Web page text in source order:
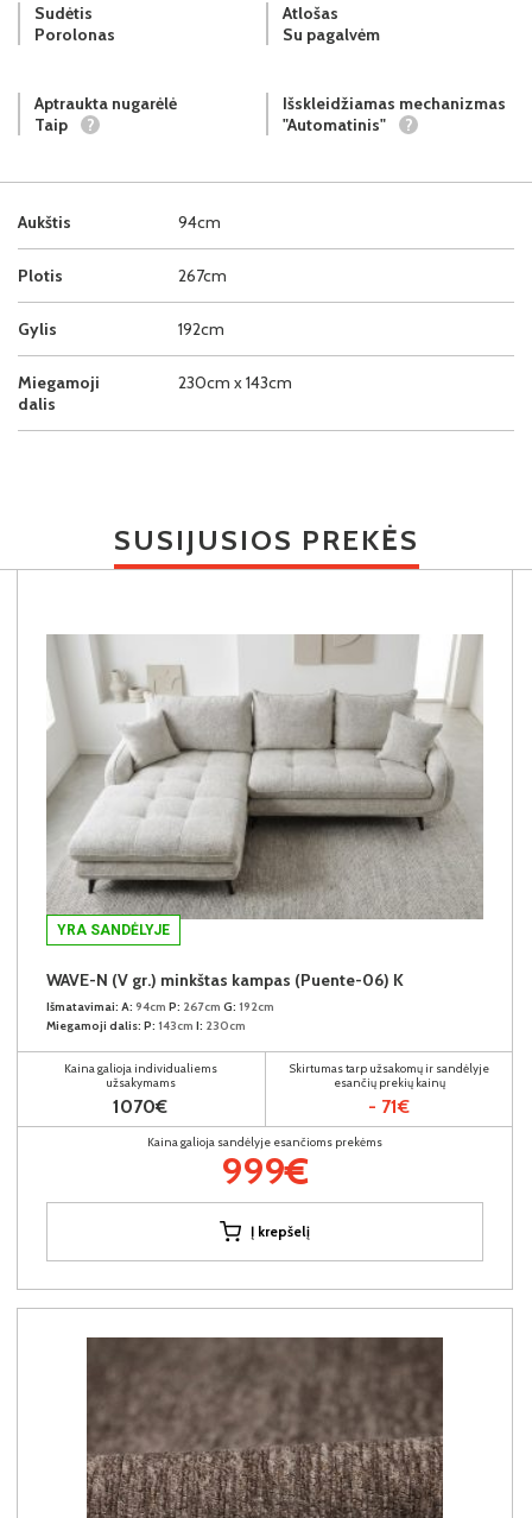
Aukštis 94cm
Plotis 267cm
Gylis 192cm
Miegamoji
dalis
230cm x 143cm
Sudėtis
Porolonas
Atlošas
Su pagalvėm
Aptraukta nugarėlė
Taip
?
Išskleidžiamas mechanizmas
"Automatinis"
?
SUSIJUSIOS PREKĖS
YRA SANDĖLYJE
WAVE-N (V gr.) minkštas kampas (Puente-06) K
Išmatavimai: A: 94cm P: 267cm G: 192cm
Miegamoji dalis: P: 143cm I: 230cm
Kaina galioja individualiems
užsakymams
1070€
Skirtumas tarp užsakomų ir sandėlyje
esančių prekių kainų
- 71€
Kaina galioja sandėlyje esančioms prekėms
999€
Į krepšelį